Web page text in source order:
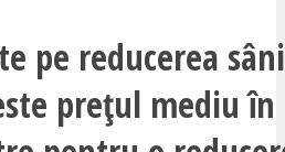
pe reducerea
prețul mediu în